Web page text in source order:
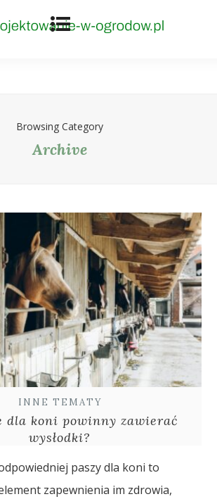
Browsing Category
Archive
INNE TEMATY
dla koni powinny zawierać
wysłodki?
paszy dla koni to
zapewnienia im zdrowia,